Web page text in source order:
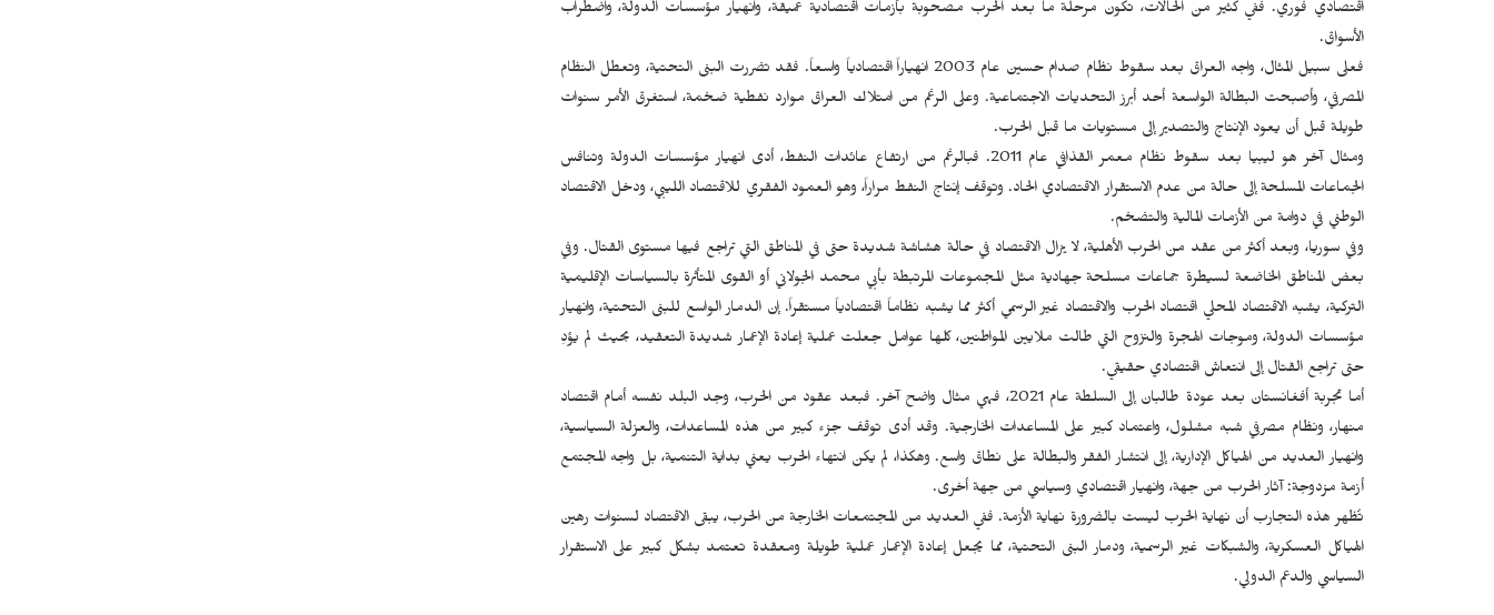
اقتصادي فوري. ففي كثير من الحالات، تكون مرحلة ما بعد الحرب مصحوبة بأزمات اقتصادية عميقة، وانهيار مؤسسات الدولة، واضطراب
الأسواق.
فعلى سبيل المثال، واجه العراق بعد سقوط نظام صدام حسين عام 2003 انهياراً اقتصادياً واسعاً. فقد تضررت البنى التحتية، وتعطل النظام
المصرفي، وأصبحت البطالة الواسعة أحد أبرز التحديات الاجتماعية. وعلى الرغم من امتلاك العراق موارد نفطية ضخمة، استغرق الأمر سنوات
طويلة قبل أن يعود الإنتاج والتصدير إلى مستويات ما قبل الحرب.
ومثال آخر هو ليبيا بعد سقوط نظام معمر القذافي عام 2011. فبالرغم من ارتفاع عائدات النفط، أدى انهيار مؤسسات الدولة وتنافس
الجماعات المسلحة إلى حالة من عدم الاستقرار الاقتصادي الحاد. وتوقف إنتاج النفط مراراً، وهو العمود الفقري للاقتصاد الليبي، ودخل الاقتصاد
الوطني في دوامة من الأزمات المالية والتضخم.
وفي سوريا، وبعد أكثر من عقد من الحرب الأهلية، لا يزال الاقتصاد في حالة هشاشة شديدة حتى في المناطق التي تراجع فيها مستوى القتال. وفي
بعض المناطق الخاضعة لسيطرة جماعات مسلحة جهادية مثل المجموعات المرتبطة بأبي محمد الجولاني أو القوى المتأثرة بالسياسات الإقليمية
التركية، يشبه الاقتصاد المحلي اقتصاد الحرب والاقتصاد غير الرسمي أكثر مما يشبه نظاماً اقتصادياً مستقراً. إن الدمار الواسع للبنى التحتية، وانهيار
مؤسسات الدولة، وموجات الهجرة والنزوح التي طالت ملايين المواطنين، كلها عوامل جعلت عملية إعادة الإعمار شديدة التعقيد، بحيث لم يؤدِ
حتى تراجع القتال إلى انتعاش اقتصادي حقيقي.
أما تجربة أفغانستان بعد عودة طالبان إلى السلطة عام 2021، فهي مثال واضح آخر. فبعد عقود من الحرب، وجد البلد نفسه أمام اقتصاد
منهار، ونظام مصرفي شبه مشلول، واعتماد كبير على المساعدات الخارجية. وقد أدى توقف جزء كبير من هذه المساعدات، والعزلة السياسية،
وانهيار العديد من الهياكل الإدارية، إلى انتشار الفقر والبطالة على نطاق واسع. وهكذا، لم يكن انتهاء الحرب يعني بداية التنمية، بل واجه المجتمع
أزمة مزدوجة: آثار الحرب من جهة، وانهيار اقتصادي وسياسي من جهة أخرى.
تُظهر هذه التجارب أن نهاية الحرب ليست بالضرورة نهاية الأزمة. ففي العديد من المجتمعات الخارجة من الحرب، يبقى الاقتصاد لسنوات رهين
الهياكل العسكرية، والشبكات غير الرسمية، ودمار البنى التحتية، مما يجعل إعادة الإعمار عملية طويلة ومعقدة تعتمد بشكل كبير على الاستقرار
السياسي والدعم الدولي.